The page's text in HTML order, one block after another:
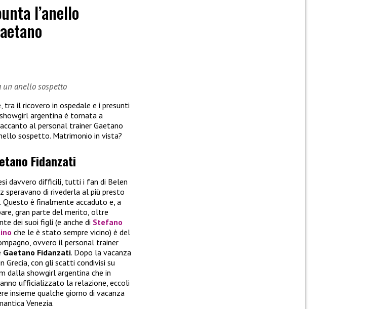
l’anello
un anello sospetto
il ricovero in ospedale e i presunti
argentina è tornata a
al personal trainer Gaetano
sospetto. Matrimonio in vista?
Fidanzati
davvero difficili, tutti i fan di Belen
speravano di rivederla al più presto
Questo è finalmente accaduto e, a
gran parte del merito, oltre
dei suoi figli (e anche di Stefano
che le è stato sempre vicino) è del
ovvero il personal trainer
Gaetano Fidanzati. Dopo la vacanza
Grecia, con gli scatti condivisi su
dalla showgirl argentina che in
ufficializzato la relazione, eccoli
insieme qualche giorno di vacanza
Venezia.